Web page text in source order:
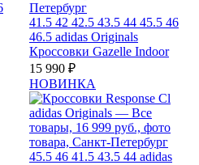
41.5 42 42.5 43.5 44 45.5 46
46.5 adidas Originals
Кроссовки Gazelle Indoor
15 990 ₽
НОВИНКА
45.5 46 41.5 43.5 44 adidas